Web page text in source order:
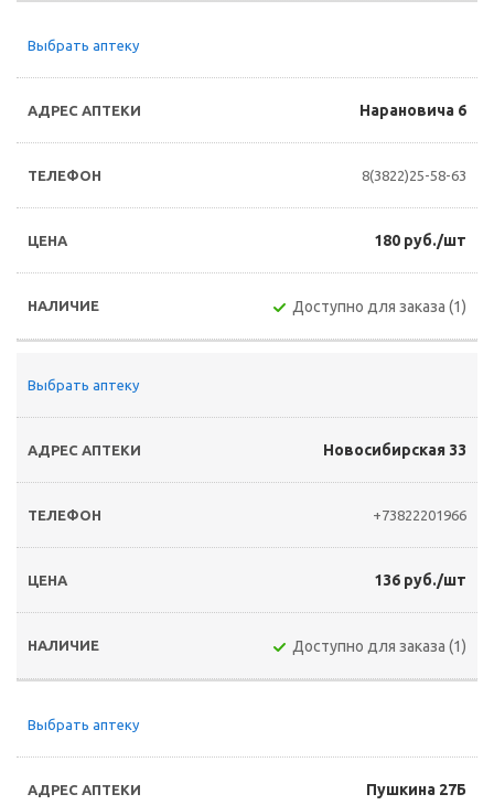
Выбрать аптеку
Нарановича 6
8(3822)25-58-63
180 руб./шт
Доступно для заказа (1)
Выбрать аптеку
Новосибирская 33
+73822201966
136 руб./шт
Доступно для заказа (1)
Выбрать аптеку
Пушкина 27Б